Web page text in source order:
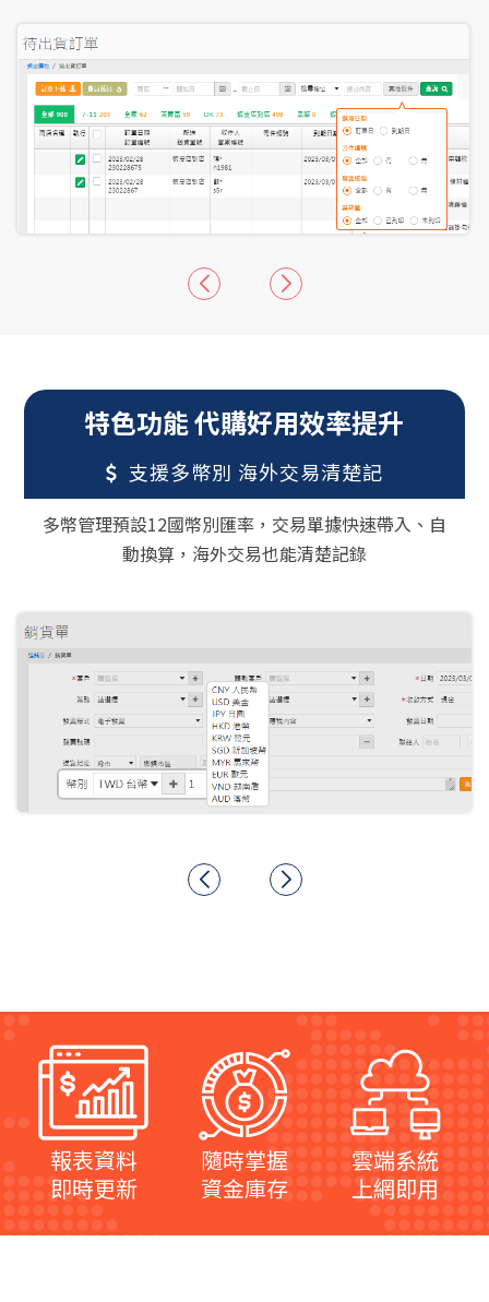
特色功能 代購好用效率提升
支援多幣別 海外交易清楚記
多幣管理預設12國幣別匯率，交易單據快速帶入、自
動換算，海外交易也能清楚記錄
報表資料
即時更新
隨時掌握
資金庫存
雲端系統
上網即用